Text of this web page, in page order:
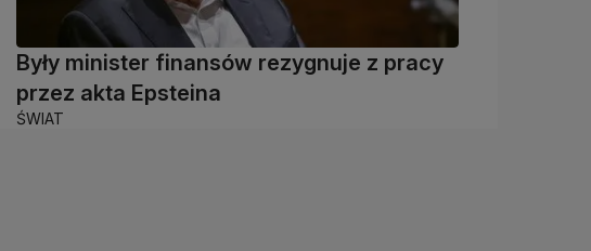
Były minister finansów rezygnuje z pracy
przez akta Epsteina
ŚWIAT